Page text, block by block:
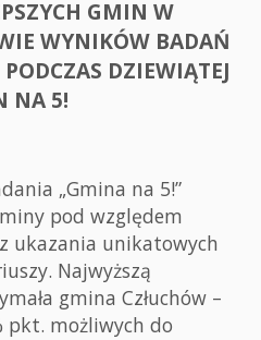
GMIN W
WYNIKÓW BADAŃ
DZIEWIĄTEJ
NA 5!
„Gmina na 5!”
pod względem
ukazania unikatowych
Najwyższą
gmina Człuchów –
pkt. możliwych do